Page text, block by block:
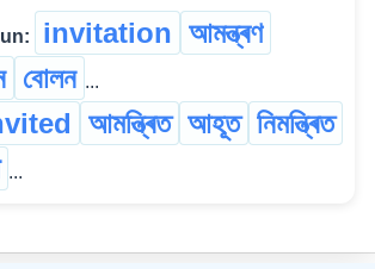
invitation আমন্ত্ৰণ
বোলন ...
আমন্ত্ৰিত আহূত নিমন্ত্ৰিত
...